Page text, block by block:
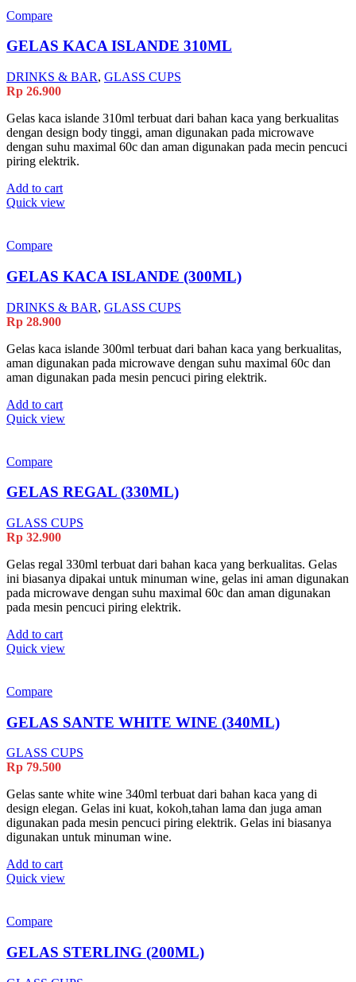
Compare
GELAS KACA ISLANDE 310ML
DRINKS & BAR, GLASS CUPS
Rp 26.900
Gelas kaca islande 310ml terbuat dari bahan kaca yang berkualitas
dengan design body tinggi, aman digunakan pada microwave
dengan suhu maximal 60c dan aman digunakan pada mecin pencuci
piring elektrik.
Add to cart
Quick view
Compare
GELAS KACA ISLANDE (300ML)
DRINKS & BAR, GLASS CUPS
Rp 28.900
Gelas kaca islande 300ml terbuat dari bahan kaca yang berkualitas,
aman digunakan pada microwave dengan suhu maximal 60c dan
aman digunakan pada mesin pencuci piring elektrik.
Add to cart
Quick view
Compare
GELAS REGAL (330ML)
GLASS CUPS
Rp 32.900
Gelas regal 330ml terbuat dari bahan kaca yang berkualitas. Gelas
ini biasanya dipakai untuk minuman wine, gelas ini aman digunakan
pada microwave dengan suhu maximal 60c dan aman digunakan
pada mesin pencuci piring elektrik.
Add to cart
Quick view
Compare
GELAS SANTE WHITE WINE (340ML)
GLASS CUPS
Rp 79.500
Gelas sante white wine 340ml terbuat dari bahan kaca yang di
design elegan. Gelas ini kuat, kokoh,tahan lama dan juga aman
digunakan pada mesin pencuci piring elektrik. Gelas ini biasanya
digunakan untuk minuman wine.
Add to cart
Quick view
Compare
GELAS STERLING (200ML)